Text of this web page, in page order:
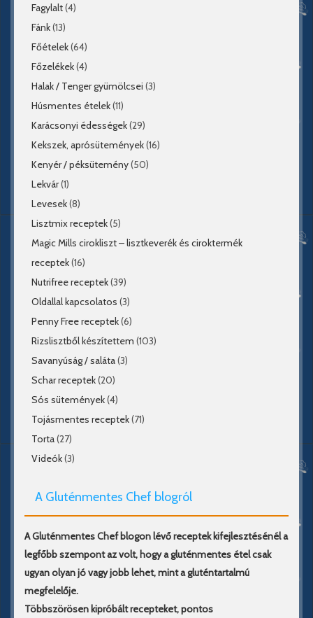
Fagylalt(4)
Fánk(13)
Főételek(64)
Főzelékek(4)
Halak / Tenger gyümölcsei (3)
Húsmentes ételek(11)
Karácsonyi édességek(29)
Kekszek, aprósütemények(16)
Kenyér / péksütemény(50)
Lekvár(1)
Levesek(8)
Lisztmix receptek(5)
Magic Mills cirokliszt – lisztkeverék és ciroktermék
receptek(16)
Nutrifree receptek(39)
Oldallal kapcsolatos (3)
Penny Free receptek(6)
Rizslisztből készítettem (103)
Savanyúság / saláta(3)
Schar receptek(20)
Sós sütemények(4)
Tojásmentes receptek(71)
Torta(27)
Videók(3)
A Gluténmentes Chef blogról
A Gluténmentes Chef blogon lévő receptek kifejlesztésénél a
legfőbb szempont az volt, hogy a gluténmentes étel csak
ugyan olyan jó vagy jobb lehet, mint a gluténtartalmú
megfelelője.
Többszörösen kipróbált recepteket, pontos